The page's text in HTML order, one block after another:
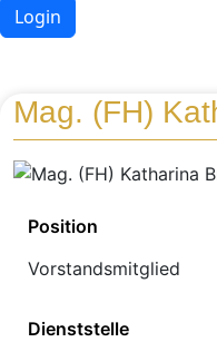
Login
Mag. (FH)
Position
Vorstandsmitglied
Dienststelle